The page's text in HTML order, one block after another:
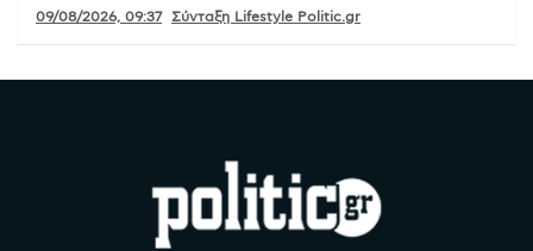
09/08/2026, 09:37 Σύνταξη Lifestyle Politic.gr